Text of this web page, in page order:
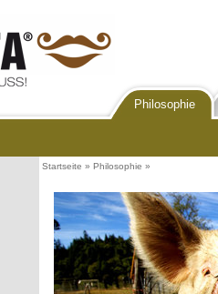
Philosophie
Startseite » Philosophie »